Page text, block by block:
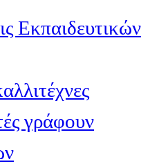
Εκπαιδευτικών
γράφουν